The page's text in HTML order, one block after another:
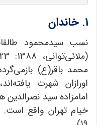
1. خاندان
محمد باقر(ع)
اورازان شهرت
امامزاده سید